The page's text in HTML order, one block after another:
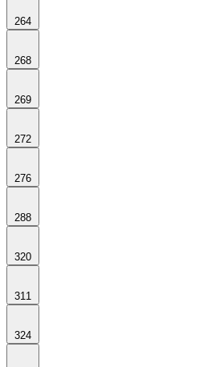
264
268
269
272
276
288
320
311
324